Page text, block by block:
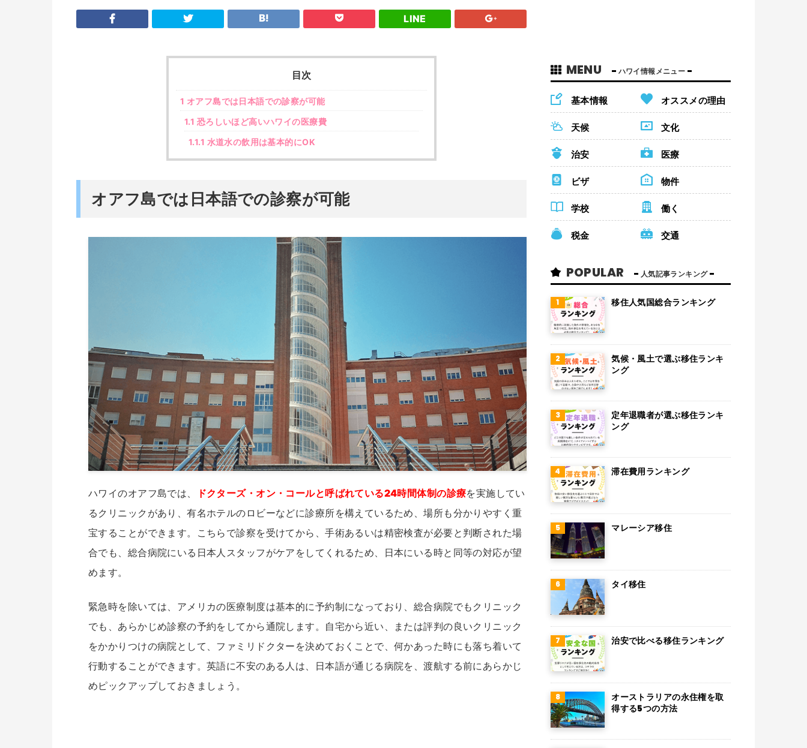
LINE
目次
1 オアフ島では日本語での診察が可能
1.1 恐ろしいほど高いハワイの医療費
1.1.1 水道水の飲用は基本的にOK
オアフ島では日本語での診察が可能
ハワイのオアフ島では、 ドクターズ・オン・コールと呼ばれている24時間体制の診療を実施してい
るクリニックがあり、有名ホテルのロビーなどに診療所を構えているため、場所も分かりやすく重
宝することができます。こちらで診察を受けてから、手術あるいは精密検査が必要と判断された場
合でも、総合病院にいる日本人スタッフがケアをしてくれるため、日本にいる時と同等の対応が望
めます。
緊急時を除いては、アメリカの医療制度は基本的に予約制になっており、総合病院でもクリニック
でも、あらかじめ診察の予約をしてから通院します。自宅から近い、または評判の良いクリニック
をかかりつけの病院として、ファミリドクターを決めておくことで、何かあった時にも落ち着いて
行動することができます。英語に不安のある人は、日本語が通じる病院を、渡航する前にあらかじ
めピックアップしておきましょう。
MENU ハワイ情報メニュー
基本情報 オススメの理由
天候 文化
治安 医療
ビザ 物件
学校 働く
税金 交通
POPULAR 人気記事ランキング
移住人気国総合ランキング
気候・風土で選ぶ移住ランキ
ング
定年退職者が選ぶ移住ランキ
ング
滞在費用ランキング
マレーシア移住
タイ移住
治安で比べる移住ランキング
オーストラリアの永住権を取
得する5つの方法